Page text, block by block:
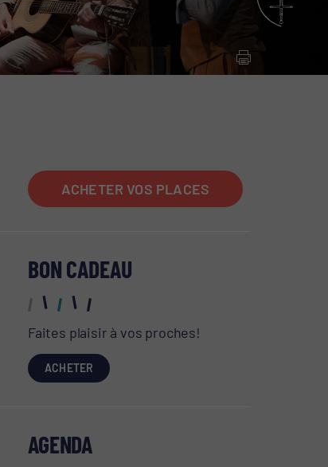
Location du Théâtre
Fiche technique PDF
ACCUEIL
ACHETER VOS PLACES
BON CADEAU
Faites plaisir à vos proches!
ACHETER
AGENDA